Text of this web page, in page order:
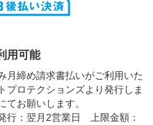
用可能
月締め請求書払いがご利用いた
プロテクションズより発行しま
お願いします。
行：翌月2営業日 上限金額：